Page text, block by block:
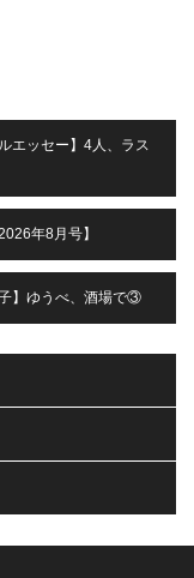
エッセー】4人、ラス
年8月号】
子】ゆうべ、酒場で③